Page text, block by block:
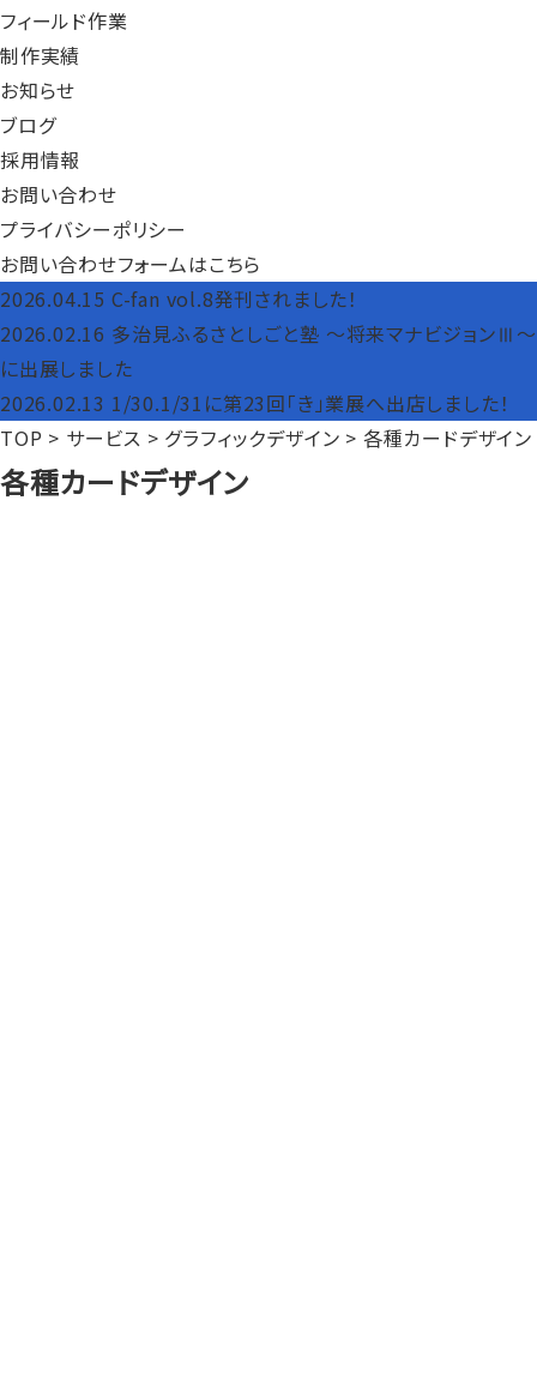
フィールド作業
制作実績
お知らせ
ブログ
採用情報
お問い合わせ
プライバシーポリシー
お問い合わせフォームはこちら
2026.04.15 C-fan vol.8発刊されました！
2026.02.16 多治見ふるさとしごと塾 ～将来マナビジョンⅢ～
に出展しました
2026.02.13 1/30.1/31に第23回「き」業展へ出店しました！
TOP > サービス > グラフィックデザイン > 各種カードデザイン
各種カードデザイン